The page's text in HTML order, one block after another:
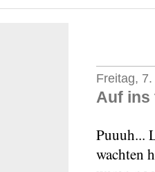
Freitag,
Auf ins
Puuuh...
wachten